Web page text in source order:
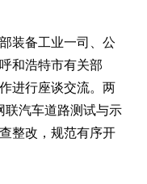
装备工业一司、公
和浩特市有关部
进行座谈交流。两
联汽车道路测试与示
整改，规范有序开